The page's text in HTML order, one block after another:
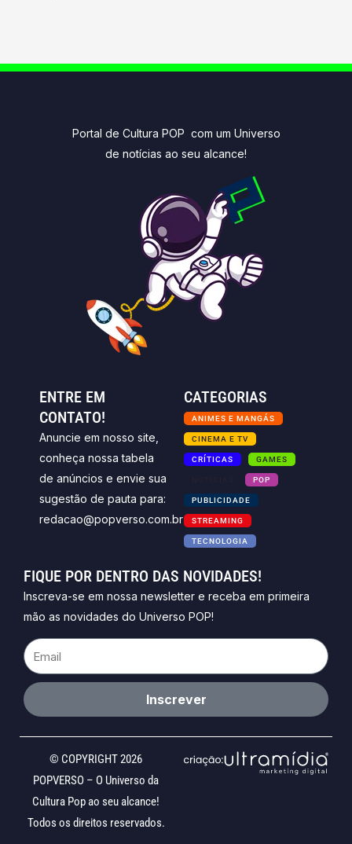
Portal de Cultura POP com um Universo
de notícias ao seu alcance!
ENTRE EM
CONTATO!
Anuncie em nosso site,
conheça nossa tabela
de anúncios e envie sua
sugestão de pauta para:
redacao@popverso.com.br
CATEGORIAS
ANIMES E MANGÁS
CINEMA E TV
CRÍTICAS GAMES
POP
PUBLICIDADE
STREAMING
TECNOLOGIA
FIQUE POR DENTRO DAS NOVIDADES!
Inscreva-se em nossa newsletter e receba em primeira
mão as novidades do Universo POP!
Email
Inscrever
© COPYRIGHT 2026
POPVERSO – O Universo da
Cultura Pop ao seu alcance!
Todos os direitos reservados.